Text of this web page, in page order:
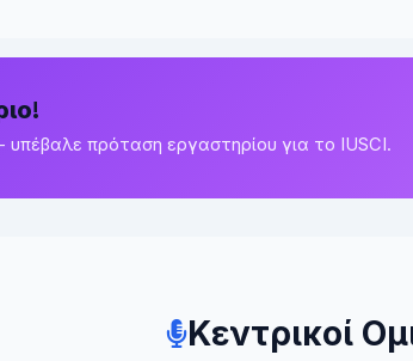
υπέβαλε πρόταση εργαστηρίου για το IUSCI.
Κεντρικοί